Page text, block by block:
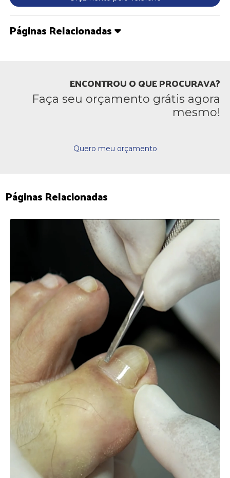
Páginas Relacionadas
ENCONTROU O QUE PROCURAVA?
Faça seu orçamento grátis agora
mesmo!
Quero meu orçamento
Páginas Relacionadas